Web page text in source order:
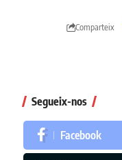
Comparteix
Segueix-nos
Facebook